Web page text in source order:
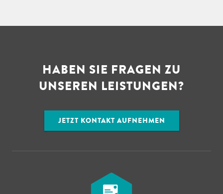
HABEN SIE FRAGEN ZU
UNSEREN LEISTUNGEN?
JETZT KONTAKT AUFNEHMEN